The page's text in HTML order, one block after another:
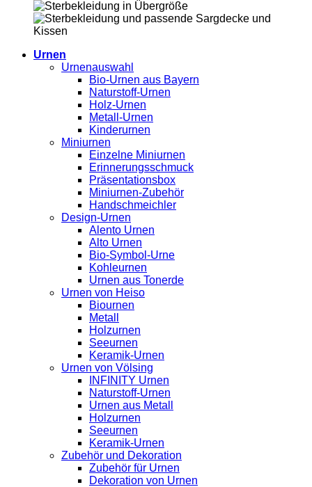
Urnen
Urnenauswahl
Bio-Urnen aus Bayern
Naturstoff-Urnen
Holz-Urnen
Metall-Urnen
Kinderurnen
Miniurnen
Einzelne Miniurnen
Erinnerungsschmuck
Präsentationsbox
Miniurnen-Zubehör
Handschmeichler
Design-Urnen
Alento Urnen
Alto Urnen
Bio-Symbol-Urne
Kohleurnen
Urnen aus Tonerde
Urnen von Heiso
Biournen
Metall
Holzurnen
Seeurnen
Keramik-Urnen
Urnen von Völsing
INFINITY Urnen
Naturstoff-Urnen
Urnen aus Metall
Holzurnen
Seeurnen
Keramik-Urnen
Zubehör und Dekoration
Zubehör für Urnen
Dekoration von Urnen